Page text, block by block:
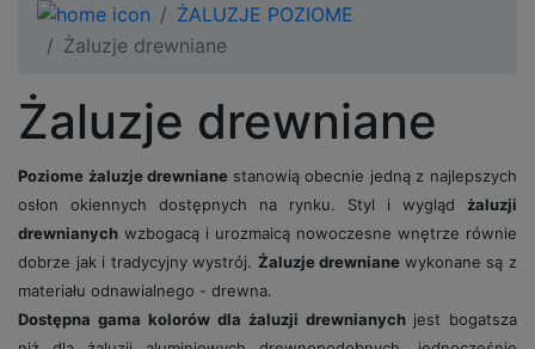
ŻALUZJE POZIOME
Żaluzje drewniane
Żaluzje drewniane
Poziome żaluzje drewniane stanowią obecnie jedną z najlepszych
osłon okiennych dostępnych na rynku. Styl i wygląd żaluzji
drewnianych wzbogacą i urozmaicą nowoczesne wnętrze równie
dobrze jak i tradycyjny wystrój. Żaluzje drewniane wykonane są z
materiału odnawialnego - drewna.
Dostępna gama kolorów dla żaluzji drewnianych jest bogatsza